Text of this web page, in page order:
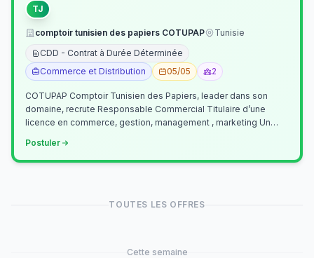
TJ
comptoir tunisien des papiers COTUPAP
Tunisie
CDD - Contrat à Durée Déterminée
Commerce et Distribution
05/05 2
COTUPAP Comptoir Tunisien des Papiers, leader dans son
domaine, recrute Responsable Commercial Titulaire d’une
licence en commerce, gestion, management , marketing Un
Postuler
TOUTES LES OFFRES
Cette semaine